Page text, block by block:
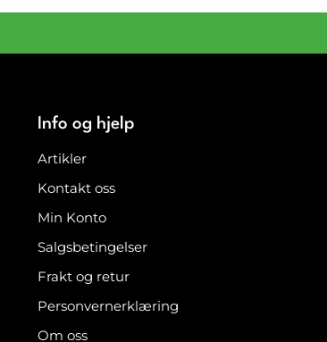
Info og hjelp
Artikler
Kontakt oss
Min Konto
Salgsbetingelser
Frakt og retur
Personvernerklæring
Om oss